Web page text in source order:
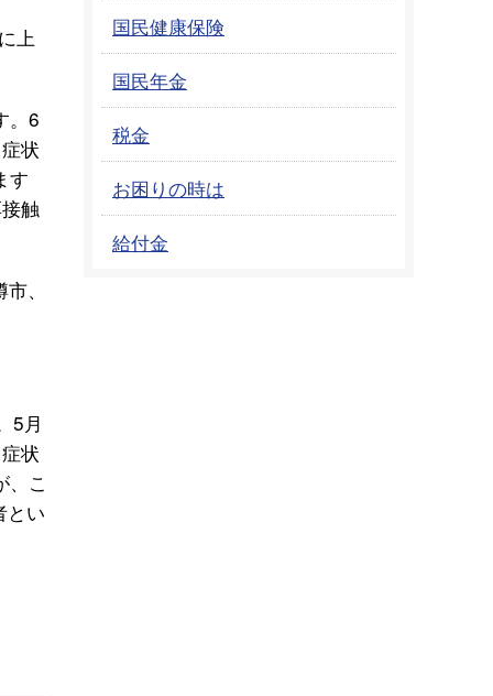
上
。6
状
す
触
、
5月
状
こ
とい
国民健康保険
国民年金
税金
お困りの時は
給付金